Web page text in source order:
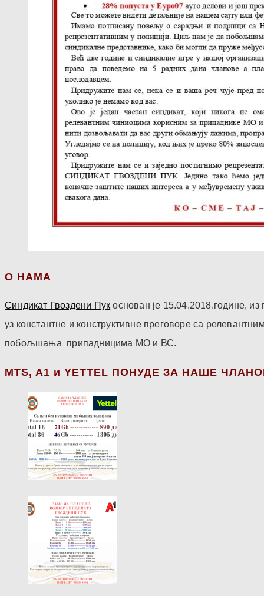
О НАМА
Синдикат Гвоздени Пук основан је 15.04.2018.године,
уз константне и конструктивне преговоре са
побољшања припадницима МО и ВС.
МТS, A1 и YETTEL ПОНУДЕ ЗА НАШЕ